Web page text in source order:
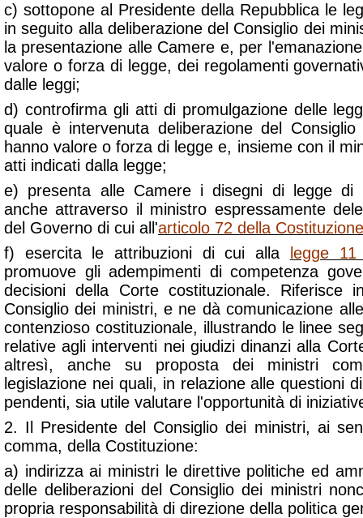
c) sottopone al Presidente della Repubblica le
in seguito alla deliberazione del Consiglio dei
la presentazione alle Camere e, per
valore o forza di legge, dei regolamenti
dalle leggi;
d) controfirma gli atti di promulgazione delle
quale è intervenuta deliberazione del
hanno valore o forza di legge e, insieme con il
atti indicati dalla legge;
e) presenta alle Camere i disegni di legge di
anche attraverso il ministro espressamente
del Governo di cui all'articolo 72 della Costituzione
f) esercita le attribuzioni di cui alla
legge
promuove gli adempimenti di competenza
decisioni della Corte costituzionale. Riferisce
Consiglio dei ministri, e ne dà comunicazione
contenzioso costituzionale, illustrando le linee
relative agli interventi nei giudizi dinanzi alla
altresì, anche su proposta dei ministri
legislazione nei quali, in relazione alle questioni
pendenti, sia utile valutare l'opportunità di
2. Il Presidente del Consiglio dei ministri, ai
comma, della Costituzione:
a) indirizza ai ministri le direttive politiche ed
delle deliberazioni del Consiglio dei ministri
propria responsabilità di direzione della politica